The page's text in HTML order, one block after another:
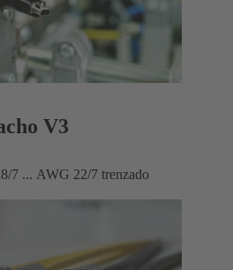
V3
7 ... AWG 22/7 trenzado